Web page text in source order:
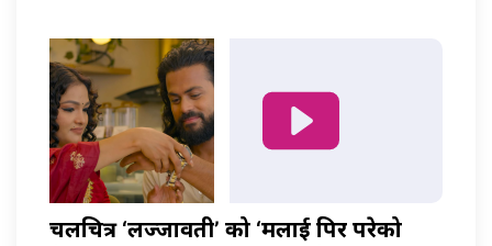
चलचित्र ‘लज्जावती’ को ‘मलाई पिर परेको